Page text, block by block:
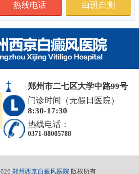
热线电话 白斑自测
郑州市二七区大学中路99号
门诊时间（无假日医院）
8:30-17:30
热线电话：
0371-88005788
郑州西京白癜风医院 版权所有